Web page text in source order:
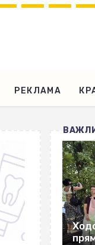
РЕКЛАМА